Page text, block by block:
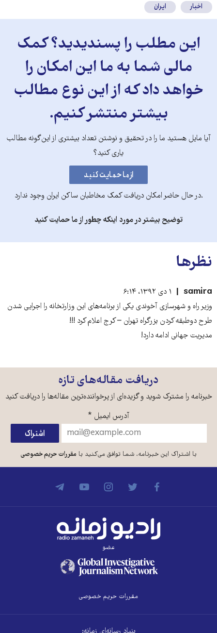
اخبار ایران
این مطلب را پسندیدید؟ کمک
مالی شما به ما این امکان را
خواهد داد که از این نوع مطالب
بیشتر منتشر کنیم.
آیا مایل هستید ما را در تحقیق و نوشتن تعداد بیشتری از این‌گونه مطالب
یاری کنید؟
.در حال حاضر امکان دریافت کمک مخاطبان ساکن ایران وجود ندارد
توضیح بیشتر در مورد اینکه چطور از ما حمایت کنید
نظرها
samira
۱ دی ۱۳۹۲، ۶:۱۴
وزیر راه و شهرسازی آخوندی یکی از برنامه‌های این وزارتخانه را اجرایی‌ شدن
طرح دوطبقه کردن بزرگراه تهران – کرج اعلام کرد !!!
مدیریت جهانی ادامه دارد!
دریافت مقاله‌های تازه
خبرنامه را مشترک شوید و گزیده‌ای از پرخواننده‌ترین مقاله‌ها را دریافت کنید
آدرس ایمیل *
با اشتراک این خبرنامه، شما توافق می‌کنید بامقررات حریم خصوصی
عضو
مقررات حریم خصوصی